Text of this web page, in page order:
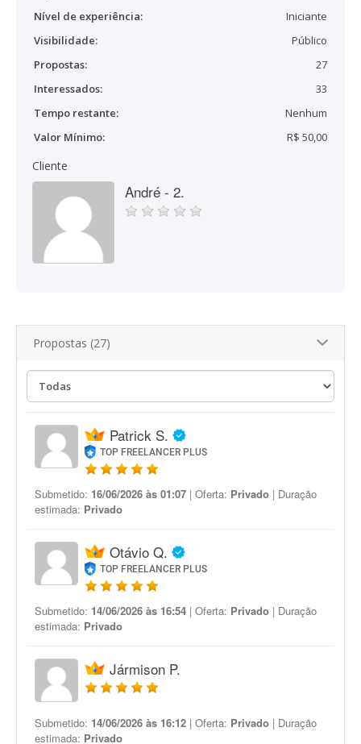
Nível de experiência:
Iniciante
Visibilidade:
Público
Propostas:
27
Interessados:
33
Tempo restante:
Nenhum
Valor Mínimo:
R$ 50,00
Cliente
André - 2.
Propostas (27)
Patrick S.
TOP FREELANCER PLUS
Submetido: 16/06/2026 às 01:07 | Oferta: Privado | Duração
estimada: Privado
Otávio Q.
TOP FREELANCER PLUS
Submetido: 14/06/2026 às 16:54 | Oferta: Privado | Duração
estimada: Privado
Jármison P.
Submetido: 14/06/2026 às 16:12 | Oferta: Privado | Duração
estimada: Privado